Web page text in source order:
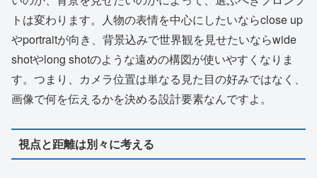
トは変わります。人物の表情を中心にしたいならclose up
やportraitが向き、背景込みで世界観を見せたいならwide
shotやlong shotのような遠めの構図が使いやすくなりま
す。つまり、カメラ位置は単なる見た目の好みではなく、
画像で何を伝えるかを決める設計要素なんですよ。
視点と距離は別々に考える